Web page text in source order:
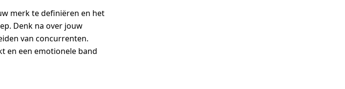
merk te definiëren en het
Denk na over jouw
van concurrenten.
en een emotionele band